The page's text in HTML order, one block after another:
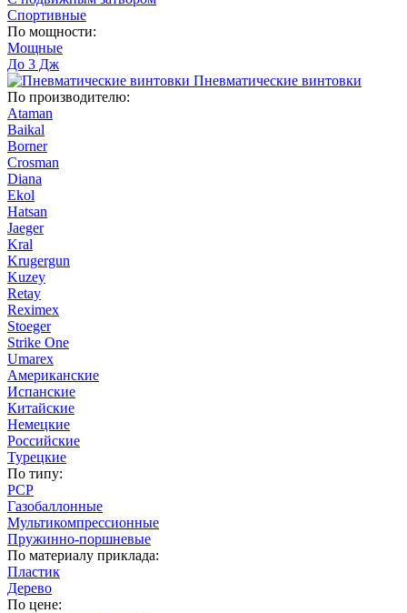
Спортивные
По мощности:
Мощные
До 3 Дж
Пневматические винтовки
По производителю:
Ataman
Baikal
Borner
Crosman
Diana
Ekol
Hatsan
Jaeger
Kral
Krugergun
Kuzey
Retay
Reximex
Stoeger
Strike One
Umarex
Американские
Испанские
Китайские
Немецкие
Российские
Турецкие
По типу:
PCP
Газобаллонные
Мультикомпрессионные
Пружинно-поршневые
По материалу приклада:
Пластик
Дерево
По цене: